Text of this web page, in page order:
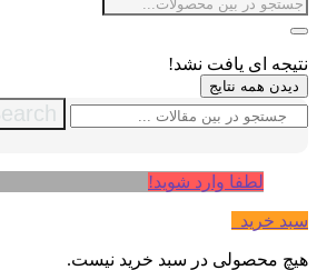
نتیجه ای یافت نشد!
دیدن همه نتایج
لطفا وارد شوید!
سبد خرید
هیچ محصولی در سبد خرید نیست.